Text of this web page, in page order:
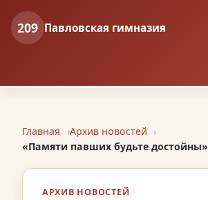
209 Павловская гимназия
Главная
Архив новостей
«Памяти павших будьте достойны»
АРХИВ НОВОСТЕЙ